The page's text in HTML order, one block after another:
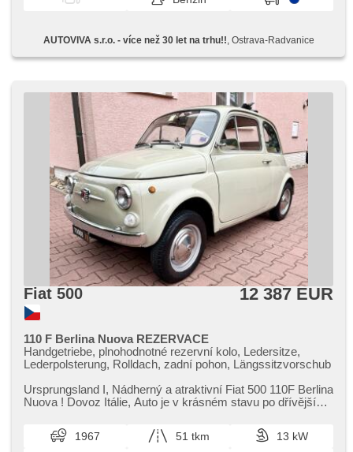
AUTOVIVA s.r.o. - více než 30 let na trhu!! , Ostrava-Radvanice
Fiat 500 12 387 EUR
110 F Berlina Nuova REZERVACE
Handgetriebe, plnohodnotné rezervní kolo, Ledersitze,
Lederpolsterung, Rolldach, zadní pohon, Längssitzvorschub
Ursprungsland I,​ Nádherný a atraktivní Fiat 500 110F Berlina
Nuova ! Dovoz Itálie,​ Auto je v krásném stavu po dřívější
1967 51 tkm
13 kW